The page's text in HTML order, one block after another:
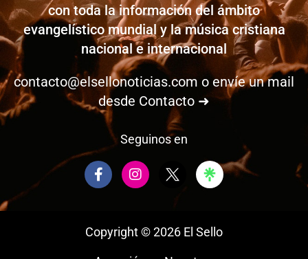
con toda la información del ámbito
evangelístico mundial y la música cristiana
nacional e internacional
contacto@elsellonoticias.com o envíe un mail
desde Contacto ➜
Seguinos en
F
a
o
I
n
g
Copyright © 2026 El Sello